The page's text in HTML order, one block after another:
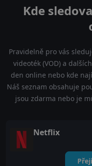
Kde
Pravidelně pro vás
videoték (VOD) a
den online nebo kde
Náš seznam obsahuje
jsou zdarma nebo je
Netflix